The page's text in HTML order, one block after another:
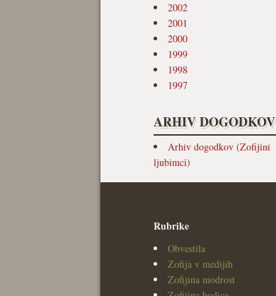
2002
2001
2000
1999
1998
1997
ARHIV DOGODKOV
Arhiv dogodkov (Zofijini
ljubimci)
Rubrike
Obvestila
Zofija v medijih
Zofijina modrost